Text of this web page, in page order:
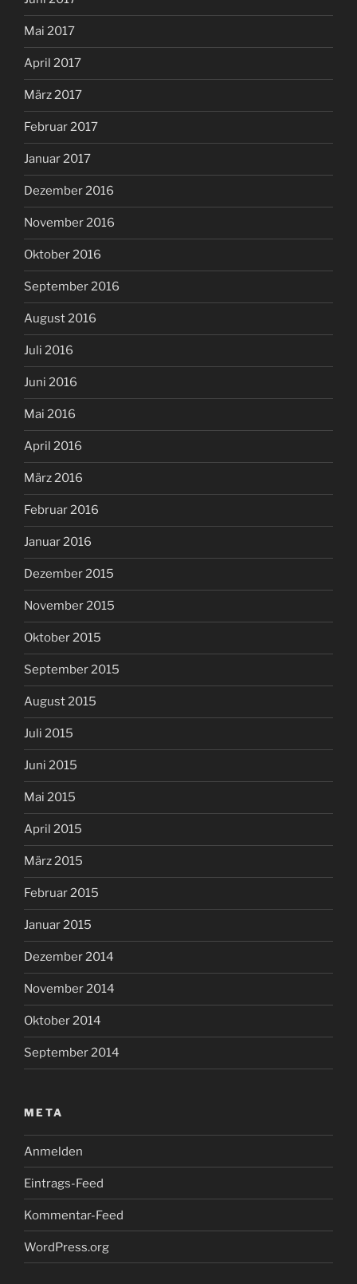
Mai 2017
April 2017
März 2017
Februar 2017
Januar 2017
Dezember 2016
November 2016
Oktober 2016
September 2016
August 2016
Juli 2016
Juni 2016
Mai 2016
April 2016
März 2016
Februar 2016
Januar 2016
Dezember 2015
November 2015
Oktober 2015
September 2015
August 2015
Juli 2015
Juni 2015
Mai 2015
April 2015
März 2015
Februar 2015
Januar 2015
Dezember 2014
November 2014
Oktober 2014
September 2014
META
Anmelden
Eintrags-Feed
Kommentar-Feed
WordPress.org